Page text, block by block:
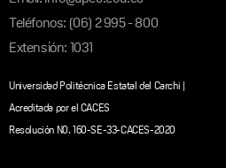
Teléfonos: (06) 2 995 - 800
Extensión: 1031
Universidad Politécnica Estatal del Carchi |
Acreditada por el CACES
Resolución N0. 160-SE-33-CACES-2020